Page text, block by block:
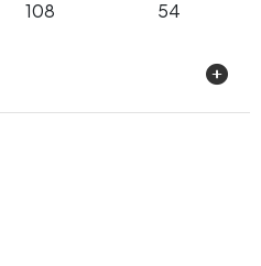
108 54